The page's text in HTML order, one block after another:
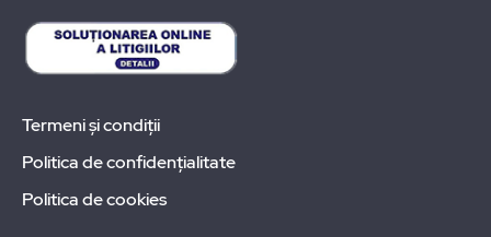
Termeni și condiții
Politica de confidențialitate
Politica de cookies